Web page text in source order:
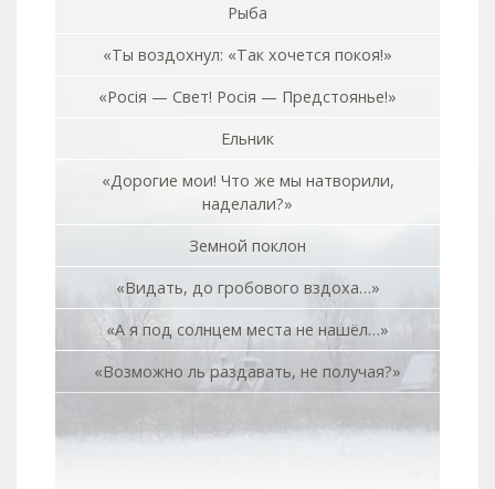
Рыба
«Ты воздохнул: «Так хочется покоя!»
«Росiя — Свет! Росiя — Предстоянье!»
Ельник
«Дорогие мои! Что же мы натворили,
наделали?»
Земной поклон
«Видать, до гробового вздоха…»
«А я под солнцем места не нашёл…»
«Возможно ль раздавать, не получая?»